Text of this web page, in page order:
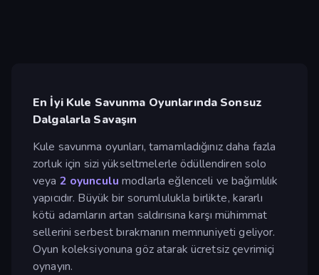
En İyi Kule Savunma Oyunlarında Sonsuz
Dalgalarla Savaşın
Kule savunma oyunları, tamamladığınız daha fazla
zorluk için sizi yükseltmelerle ödüllendiren solo
veya 2 oyunculu modlarla eğlenceli ve bağımlılık
yapıcıdır. Büyük bir sorumlulukla birlikte, kararlı
kötü adamların artan saldırısına karşı mühimmat
sellerini serbest bırakmanın memnuniyeti geliyor.
Oyun koleksiyonuna göz atarak ücretsiz çevrimiçi
oynayın.